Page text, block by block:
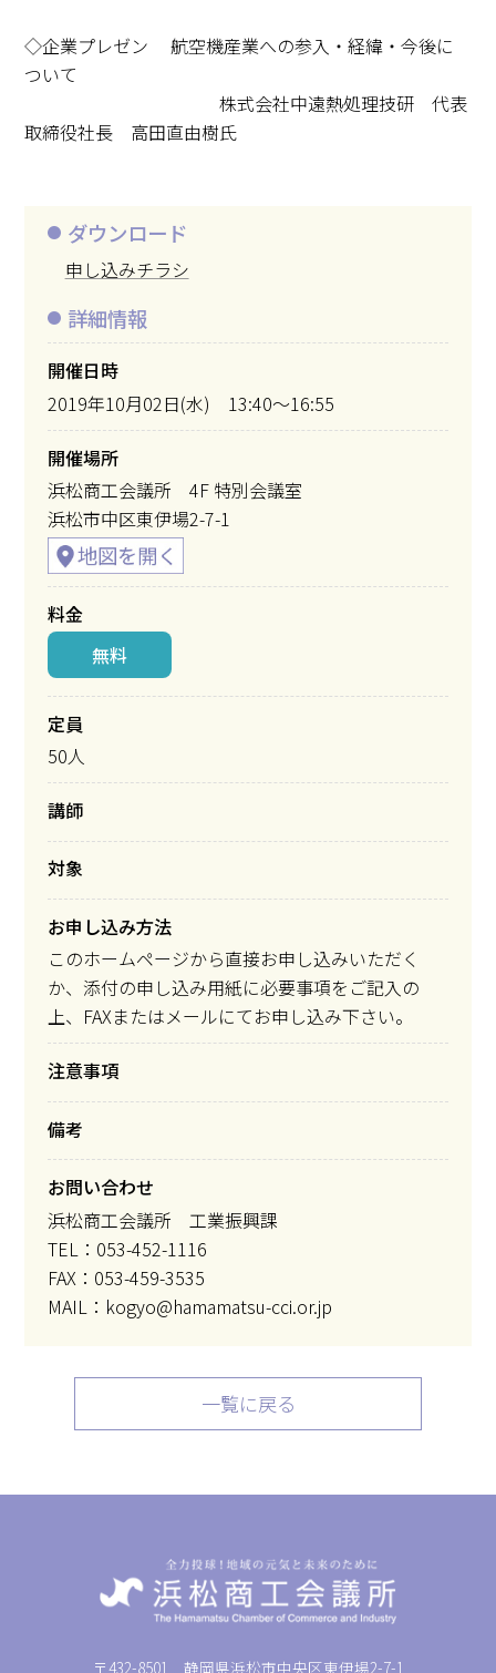
◇企業プレゼン 航空機産業への参入・経緯・今後に
ついて
株式会社中遠熱処理技研 代表
取締役社長 高田直由樹氏
ダウンロード
申し込みチラシ
詳細情報
開催日時
2019年10月02日(水) 13:40～16:55
開催場所
浜松商工会議所 4F 特別会議室
浜松市中区東伊場2-7-1
料金
無料
定員
50人
講師
対象
お申し込み方法
このホームページから直接お申し込みいただく
か、添付の申し込み用紙に必要事項をご記入の
上、FAXまたはメールにてお申し込み下さい。
注意事項
備考
お問い合わせ
浜松商工会議所 工業振興課
TEL：053-452-1116
FAX：053-459-3535
MAIL：kogyo@hamamatsu-cci.or.jp
一覧に戻る
〒432-8501 静岡県浜松市中央区東伊場2-7-1